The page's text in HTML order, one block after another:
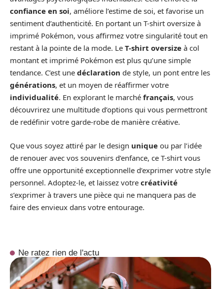
confiance en soi, améliore l’estime de soi, et favorise un
sentiment d’authenticité. En portant un T-shirt oversize à
imprimé Pokémon, vous affirmez votre singularité tout en
restant à la pointe de la mode. Le T-shirt oversize à col
montant et imprimé Pokémon est plus qu’une simple
tendance. C’est une déclaration de style, un pont entre les
générations, et un moyen de réaffirmer votre
individualité. En explorant le marché français, vous
découvrirez une multitude d’options qui vous permettront
de redéfinir votre garde-robe de manière créative.
Que vous soyez attiré par le design unique ou par l’idée
de renouer avec vos souvenirs d’enfance, ce T-shirt vous
offre une opportunité exceptionnelle d’exprimer votre style
personnel. Adoptez-le, et laissez votre créativité
s’exprimer à travers une pièce qui ne manquera pas de
faire des envieux dans votre entourage.
Ne ratez rien de l'actu